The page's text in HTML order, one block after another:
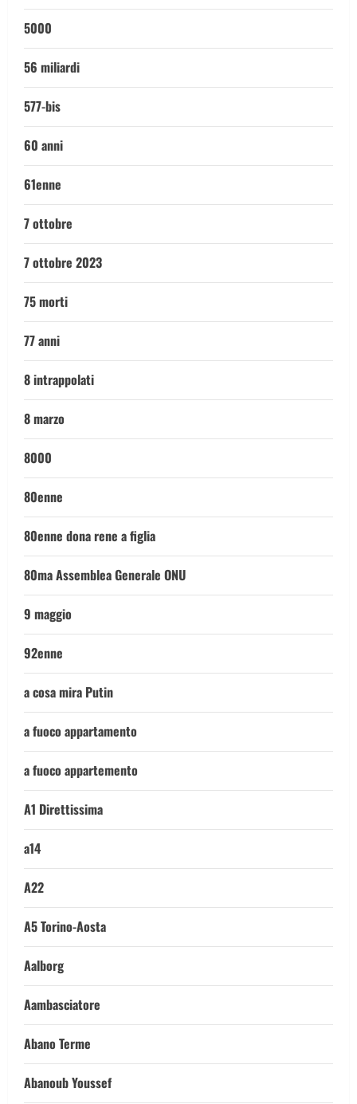
5000
56 miliardi
577-bis
60 anni
61enne
7 ottobre
7 ottobre 2023
75 morti
77 anni
8 intrappolati
8 marzo
8000
80enne
80enne dona rene a figlia
80ma Assemblea Generale ONU
9 maggio
92enne
a cosa mira Putin
a fuoco appartamento
a fuoco appartemento
A1 Direttissima
a14
A22
A5 Torino-Aosta
Aalborg
Aambasciatore
Abano Terme
Abanoub Youssef